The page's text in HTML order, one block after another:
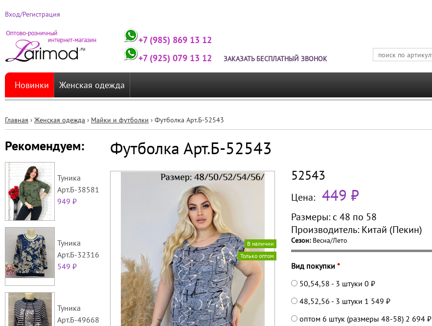
Вход/Регистрация
+7 (985) 869 13 12
+7 (925) 079 13 12
ЗАКАЗАТЬ БЕСПЛАТНЫЙ ЗВОНОК
Новинки Женская одежда
Главная › Женская одежда › Майки и футболки › Футболка Арт.Б-52543
Рекомендуем:
Туника
Арт.Б-38581
949 ₽
Туника
Арт.Б-32316
549 ₽
Туника
Арт.Б-49668
Футболка Арт.Б-52543
Только оптом
В наличии
52543
Цена: 449 ₽
Размеры: с 48 по 58
Производитель: Китай (Пекин)
Сезон: Весна/Лето
Вид покупки *
50,54,58 - 3 штуки 0 ₽
48,52,56 - 3 штуки 1 549 ₽
оптом 6 штук (размеры 48-58) 2 694 ₽